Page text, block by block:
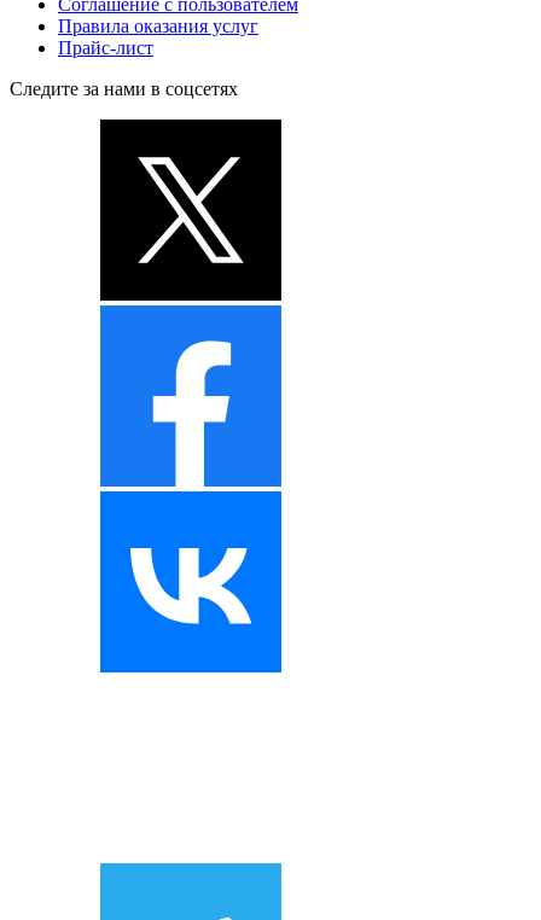
Правила оказания услуг
Прайс-лист
Следите за нами в соцсетях